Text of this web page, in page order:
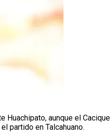
Huachipato, aunque el
partido en Talcahuano.